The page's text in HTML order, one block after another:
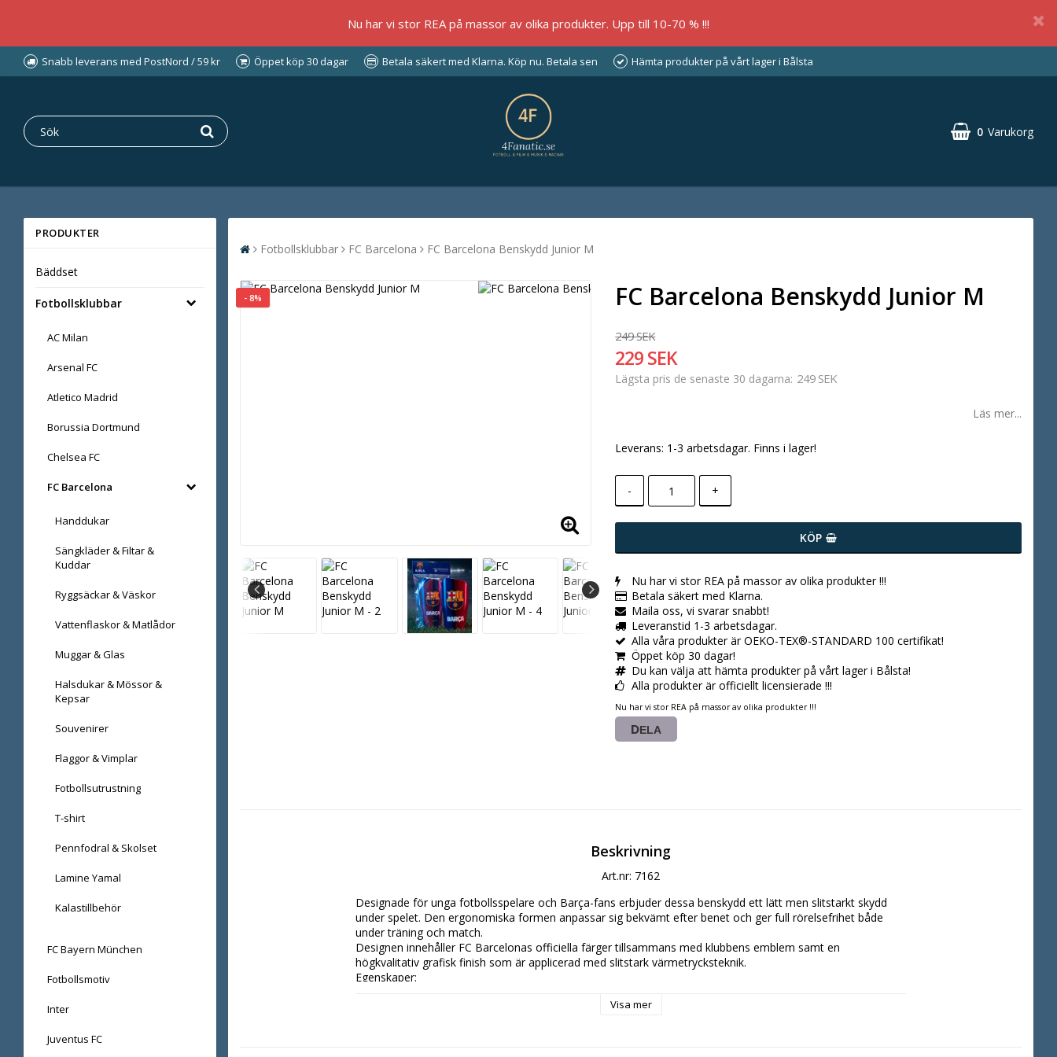
Nu har vi stor REA på massor av olika produkter. Upp till 10-70 % !!!
Snabb leverans med PostNord / 59 kr Öppet köp 30 dagar Betala säkert med Klarna. Köp nu. Betala sen Hämta produkter på vårt lager i Bålsta
0 Varukorg
PRODUKTER
Bäddset
Fotbollsklubbar
AC Milan
Arsenal FC
Atletico Madrid
Borussia Dortmund
Chelsea FC
FC Barcelona
Handdukar
Sängkläder & Filtar &
Kuddar
Ryggsäckar & Väskor
Vattenflaskor & Matlådor
Muggar & Glas
Halsdukar & Mössor &
Kepsar
Souvenirer
Flaggor & Vimplar
Fotbollsutrustning
T-shirt
Pennfodral & Skolset
Lamine Yamal
Kalastillbehör
FC Bayern München
Fotbollsmotiv
Inter
Juventus FC
Fotbollsklubbar FC Barcelona FC Barcelona Benskydd Junior M
- 8% FC Barcelona Benskydd Junior M
249 SEK
229 SEK
Lägsta pris de senaste 30 dagarna 249 SEK
Läs mer...
Leverans: 1-3 arbetsdagar. Finns i lager!
- +
KÖP
Nu har vi stor REA på massor av olika produkter !!!
Betala säkert med Klarna.
Maila oss, vi svarar snabbt!
Leveranstid 1-3 arbetsdagar.
Alla våra produkter är OEKO-TEX®-STANDARD 100 certifikat!
Öppet köp 30 dagar!
Du kan välja att hämta produkter på vårt lager i Bålsta!
Alla produkter är officiellt licensierade !!!
Nu har vi stor REA på massor av olika produkter !!!
DELA
Beskrivning
Art.nr: 7162
Designade för unga fotbollsspelare och Barça-fans erbjuder dessa benskydd ett lätt men slitstarkt skydd
under spelet. Den ergonomiska formen anpassar sig bekvämt efter benet och ger full rörelsefrihet både
under träning och match.
Designen innehåller FC Barcelonas officiella färger tillsammans med klubbens emblem samt en
högkvalitativ grafisk finish som är applicerad med slitstark värmetrycksteknik.
Egenskaper:
Visa mer